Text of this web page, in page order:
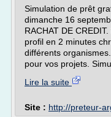
Simulation de prêt
dimanche 16
RACHAT DE
profil en 2 minutes
différents
pour vos projets.
Lire la suite
Site : http://preteur-